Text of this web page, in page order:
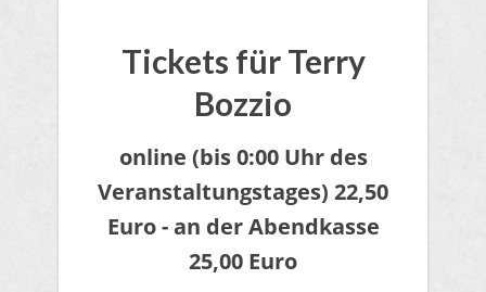
Tickets für Terry
Bozzio
online (bis 0:00 Uhr des
Veranstaltungstages) 22,50
Euro​ - an der Abendkasse
25,00 Euro